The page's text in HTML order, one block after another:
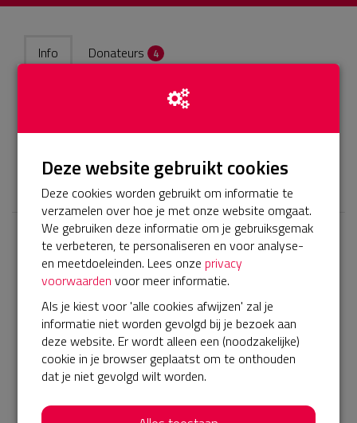
Info Donateurs 4
Geld ophalen voor mensen die niet in staat zijn om te
𝕏
Laatste donaties
Bekijk alle
€ 25
Anoniem
20-09-2025 | 16:00
€ 10
Deze website gebruikt cookies
Deze cookies worden gebruikt om informatie te
verzamelen over hoe je met onze website omgaat.
We gebruiken deze informatie om je gebruiksgemak
te verbeteren, te personaliseren en voor analyse-
en meetdoeleinden. Lees onze privacy
voorwaarden voor meer informatie.
Als je kiest voor 'alle cookies afwijzen' zal je
informatie niet worden gevolgd bij je bezoek aan
deze website. Er wordt alleen een (noodzakelijke)
cookie in je browser geplaatst om te onthouden
dat je niet gevolgd wilt worden.